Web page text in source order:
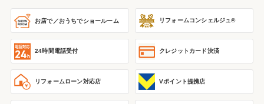
お店で／おうちでショールーム リフォームコンシェルジュ®
24時間電話受付 クレジットカード決済
リフォームローン対応店 Vポイント提携店